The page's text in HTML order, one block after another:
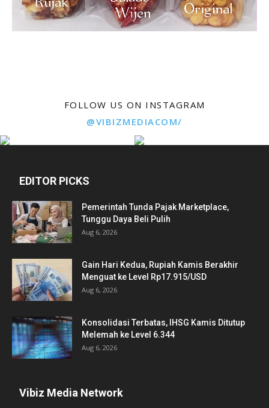
FOLLOW US ON INSTAGRAM
@VIBIZMEDIACOM/
EDITOR PICKS
Pemerintah Tunda Pajak Marketplace,
Tunggu Daya Beli Pulih
Aug 6, 2026
Gain Hari Kedua, Rupiah Kamis Berakhir
Menguat ke Level Rp17.915/USD
Aug 6, 2026
Konsolidasi Terbatas, IHSG Kamis Ditutup
Melemah ke Level 6.344
Aug 6, 2026
Vibiz Media Network